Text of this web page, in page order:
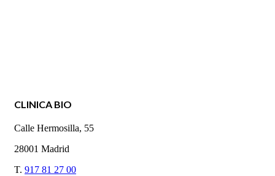
CLINICA BIO
Calle Hermosilla, 55
28001 Madrid
T. 917 81 27 00